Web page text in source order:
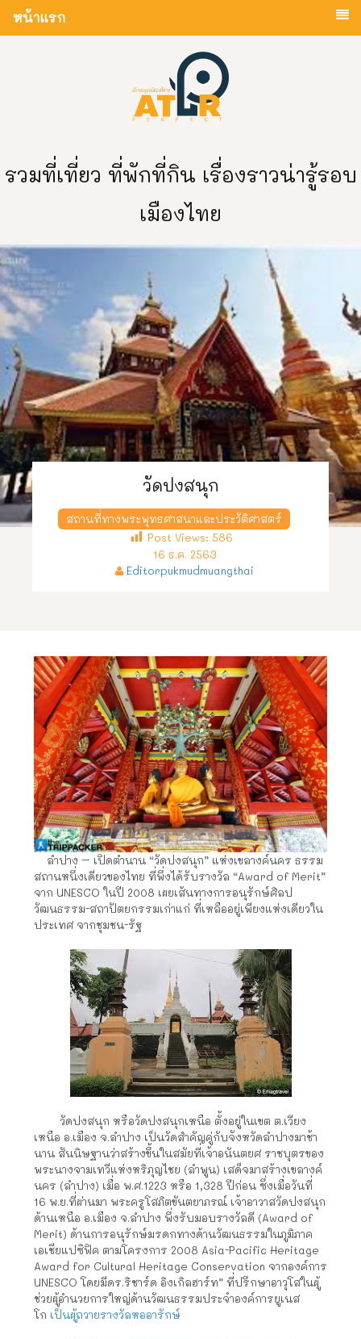
หน้าแรก
รวมที่เที่ยว ที่พักที่กิน เรื่องราวน่ารู้รอบ
เมืองไทย
วัดปงสนุก
สถานที่ทางพระพุทธศาสนาและประวัติศาสตร์
Post Views: 586
16 ธ.ค. 2563
Editorpukmudmuangthai
ลำปาง – เปิดตำนาน “วัดปงสนุก” แห่งเขลางค์นคร ธรรม
สถานหนึ่งเดียวของไทย ที่พึ่งได้รับรางวัล “Award of Merit”
จาก UNESCO ในปี 2008 เผยเส้นทางการอนุรักษ์ศิลป
วัฒนธรรม-สถาปัตยกรรมเก่าแก่ ที่เหลืออยู่เพียงแห่งเดียวใน
ประเทศ จากชุมชน-รัฐ
วัดปงสนุก หรือวัดปงสนุกเหนือ ตั้งอยู่ในเขต ต.เวียง
เหนือ อ.เมือง จ.ลำปาง เป็นวัดสำคัญคู่กับจังหวัดลำปางมาช้า
นาน สันนิษฐานว่าสร้างขึ้นในสมัยที่เจ้าอนันตยศ ราชบุตรของ
พระนางจามเทวีแห่งหริภุญไชย (ลำพูน) เสด็จมาสร้างเขลางค์
นคร (ลำปาง) เมื่อ พ.ศ.1223 หรือ 1,328 ปีก่อน ซึ่งเมื่อวันที่
16 พ.ย.ที่ผ่านมา พระครูโสภิตขันตยาภรณ์ เจ้าอาวาสวัดปงสนุก
ด้านเหนือ อ.เมือง จ.ลำปาง พึ่งรับมอบรางวัลดี (Award of
Merit) ด้านการอนุรักษ์มรดกทางด้านวัฒนธรรมในภูมิภาค
เอเชียแปซิฟิค ตามโครงการ 2008 Asia-Pacific Heritage
Award for Cultural Heritage Conservation จากองค์การ
UNESCO โดยมีดร.ริชาร์ด อิงเกิลฮาร์ท” ที่ปรึกษาอาวุโสในผู้
ช่วยผู้อำนวยการใหญ่ด้านวัฒนธรรมประจำองค์การยูเนส
โก เป็นผู้ถวายรางวัลหออารักษ์